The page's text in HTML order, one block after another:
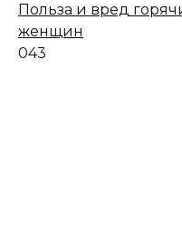
Польза и вред
женщин
043